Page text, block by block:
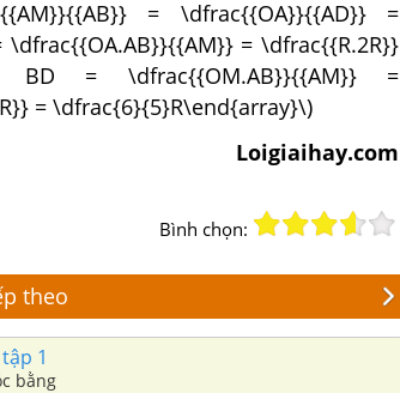
= \dfrac{{OA}}{{AD}} =
= \dfrac{{R.2R}}
BD = \dfrac{{OM.AB}}{{AM}} =
= \dfrac{6}{5}R\end{array}\)
Loigiaihay.com
Bình chọn:
theo
1
bằng